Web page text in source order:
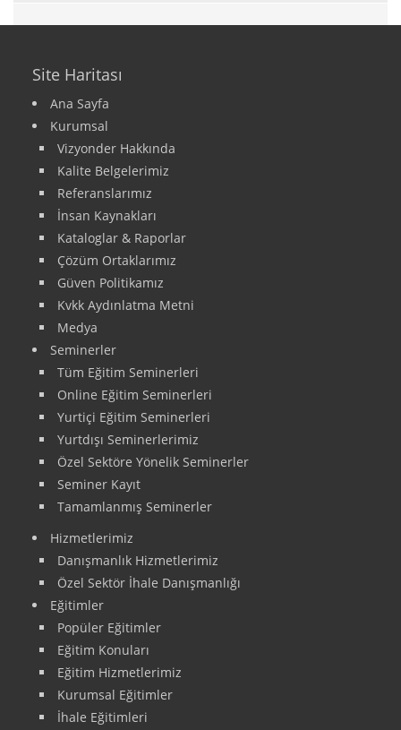
Site Haritası
Ana Sayfa
Kurumsal
Vizyonder Hakkında
Kalite Belgelerimiz
Referanslarımız
İnsan Kaynakları
Kataloglar & Raporlar
Çözüm Ortaklarımız
Güven Politikamız
Kvkk Aydınlatma Metni
Medya
Seminerler
Tüm Eğitim Seminerleri
Online Eğitim Seminerleri
Yurtiçi Eğitim Seminerleri
Yurtdışı Seminerlerimiz
Özel Sektöre Yönelik Seminerler
Seminer Kayıt
Tamamlanmış Seminerler
Hizmetlerimiz
Danışmanlık Hizmetlerimiz
Özel Sektör İhale Danışmanlığı
Eğitimler
Popüler Eğitimler
Eğitim Konuları
Eğitim Hizmetlerimiz
Kurumsal Eğitimler
İhale Eğitimleri